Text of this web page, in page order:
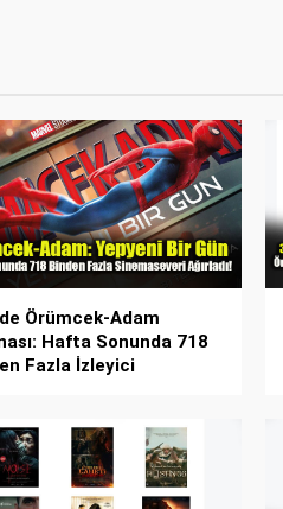
Örümcek-Adam
Hafta Sonunda 718
Fazla İzleyici